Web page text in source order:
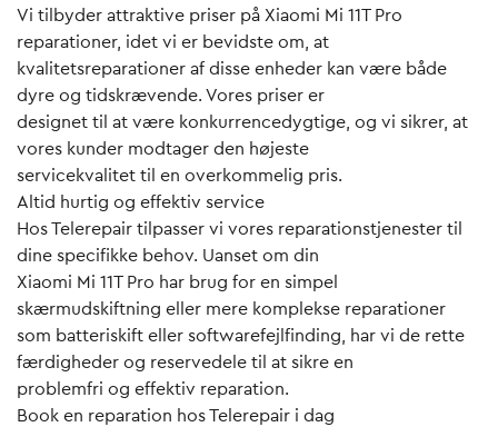
Vi tilbyder attraktive priser på Xiaomi Mi 11T Pro
reparationer, idet vi er bevidste om, at
kvalitetsreparationer af disse enheder kan være både
dyre og tidskrævende. Vores priser er
designet til at være konkurrencedygtige, og vi sikrer, at
vores kunder modtager den højeste
servicekvalitet til en overkommelig pris.
Altid hurtig og effektiv service
Hos Telerepair tilpasser vi vores reparationstjenester til
dine specifikke behov. Uanset om din
Xiaomi Mi 11T Pro har brug for en simpel
skærmudskiftning eller mere komplekse reparationer
som batteriskift eller softwarefejlfinding, har vi de rette
færdigheder og reservedele til at sikre en
problemfri og effektiv reparation.
Book en reparation hos Telerepair i dag